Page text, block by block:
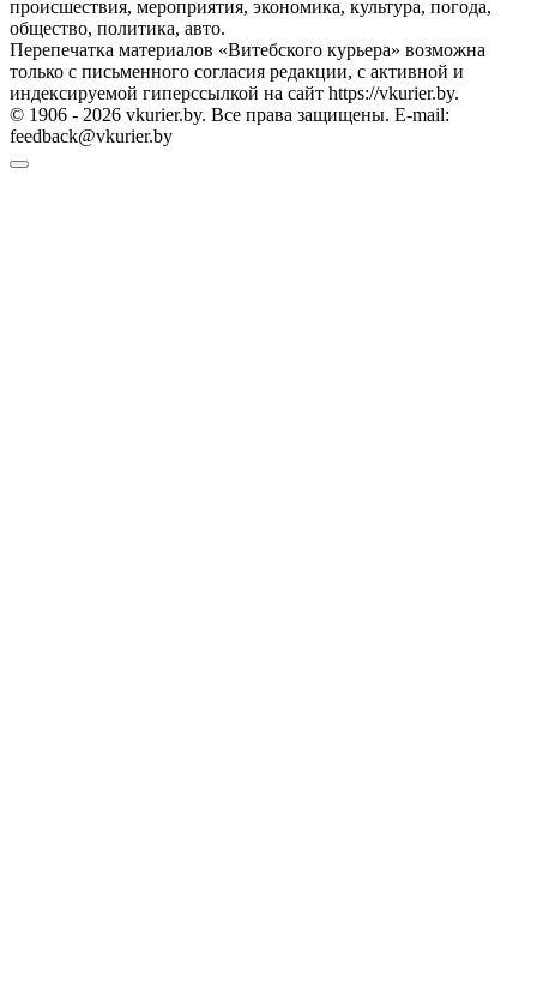
происшествия, мероприятия, экономика, культура, погода,
общество, политика, авто.
Перепечатка материалов «Витебского курьера» возможна
только с письменного согласия редакции, с активной и
индексируемой гиперссылкой на сайт https://vkurier.by.
© 1906 - 2026 vkurier.by. Все права защищены. E-mail:
feedback@vkurier.by